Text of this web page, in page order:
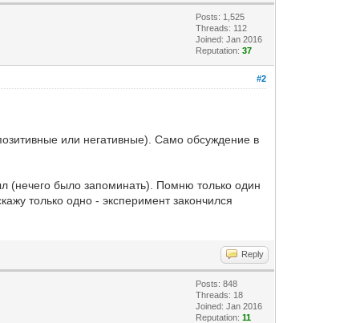
Posts: 1,525
Threads: 112
Joined: Jan 2016
Reputation:37
#2
или негативные). Само обсуждение в
(нечего было запоминать). Помню только один
только одно - эксперимент закончился
Reply
Posts: 848
Threads: 18
Joined: Jan 2016
Reputation:11